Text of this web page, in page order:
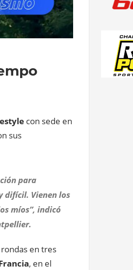
con sede en
sus
para
difícil. Vienen los
míos”, indicó
en tres
, en el